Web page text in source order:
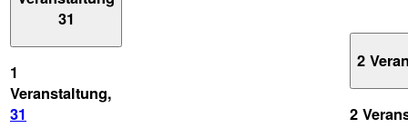
31
1
Veranstaltung,
31
2
2